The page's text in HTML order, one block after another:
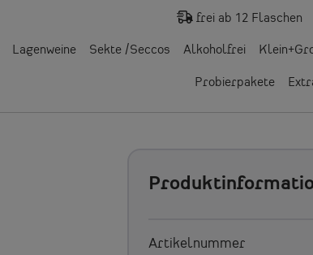
frei ab 12 Flaschen
Lagenweine Sekte /Seccos Alkoholfrei
Probierpakete
Artikelnummer